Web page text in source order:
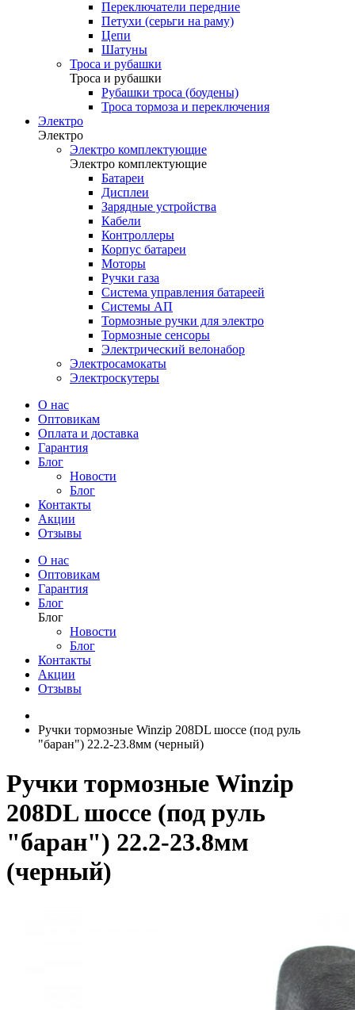
Переключатели передние
Петухи (серьги на раму)
Цепи
Шатуны
Троса и рубашки
Троса и рубашки
Рубашки троса (боудены)
Троса тормоза и переключения
Электро
Электро
Электро комплектующие
Электро комплектующие
Батареи
Дисплеи
Зарядные устройства
Кабели
Контроллеры
Корпус батареи
Моторы
Ручки газа
Система управления батареей
Системы АП
Тормозные ручки для электро
Тормозные сенсоры
Электрический велонабор
Электросамокаты
Электроскутеры
О нас
Оптовикам
Оплата и доставка
Гарантия
Блог
Новости
Блог
Контакты
Акции
Отзывы
О нас
Оптовикам
Гарантия
Блог
Блог
Новости
Блог
Контакты
Акции
Отзывы
Ручки тормозные Winzip 208DL шоссе (под руль
"баран") 22.2-23.8мм (черный)
Ручки тормозные Winzip
208DL шоссе (под руль
"баран") 22.2-23.8мм
(черный)